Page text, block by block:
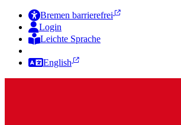
Bremen barrierefrei
Login
Leichte Sprache
English